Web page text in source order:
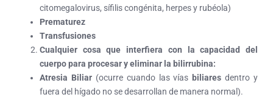
citomegalovirus, sífilis congénita, herpes y rubéola)
Prematurez
Transfusiones
Cualquier cosa que interfiera con la capacidad del
cuerpo para procesar y eliminar la bilirrubina:
Atresia Biliar(ocurre cuando las vías biliares dentro y
fuera del hígado no se desarrollan de manera normal).